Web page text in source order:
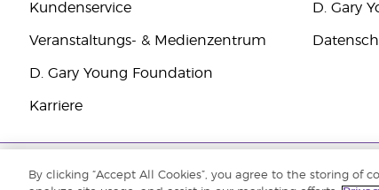
Kundenservice
Veranstaltungs- & Medienzentrum
D. Gary Young Foundation
Karriere
D. Gary
By clicking “Accept All Cookies”, you agree to the storing of